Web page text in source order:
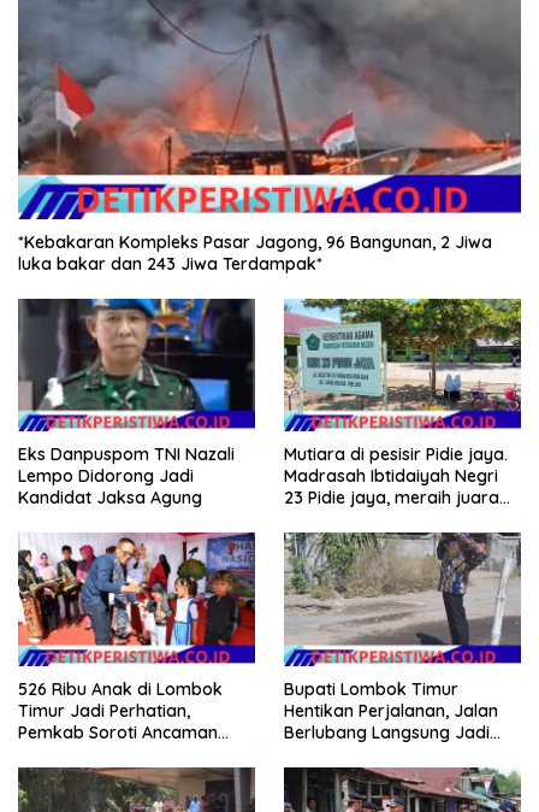
*Kebakaran Kompleks Pasar Jagong, 96 Bangunan, 2 Jiwa
luka bakar dan 243 Jiwa Terdampak*
Eks Danpuspom TNI Nazali
Lempo Didorong Jadi
Kandidat Jaksa Agung
Mutiara di pesisir Pidie jaya.
Madrasah Ibtidaiyah Negri
23 Pidie jaya, meraih juara
526 Ribu Anak di Lombok
Timur Jadi Perhatian,
Pemkab Soroti Ancaman
Pernikahan Dini
Bupati Lombok Timur
Hentikan Perjalanan, Jalan
Berlubang Langsung Jadi